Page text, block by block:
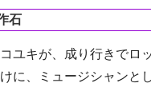
石
ユキが、成り行きでロ
に、ミュージシャンと